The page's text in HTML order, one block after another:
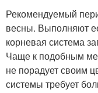
Рекомендуемый
весны. Выполняют
корневая система
Чаще к подобным
не порадует своим
системы требует